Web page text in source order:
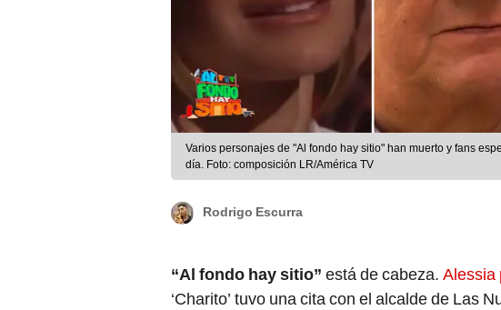
Varios personajes de "Al fondo hay sitio" han muerto y fans
día. Foto: composición LR/América TV
Rodrigo Escurra
“Al fondo hay sitio” está de cabeza. Alessia
‘Charito’ tuvo una cita con el alcalde de Las